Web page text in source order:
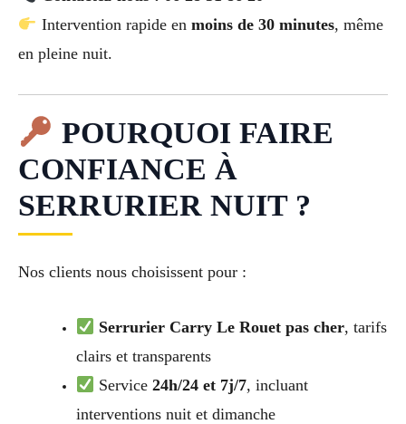
Intervention rapide en moins de 30 minutes, même
en pleine nuit.
POURQUOI FAIRE
CONFIANCE À
SERRURIER NUIT ?
Nos clients nous choisissent pour :
Serrurier Carry Le Rouet pas cher, tarifs
clairs et transparents
Service24h/24 et 7j/7, incluant
interventions nuit et dimanche